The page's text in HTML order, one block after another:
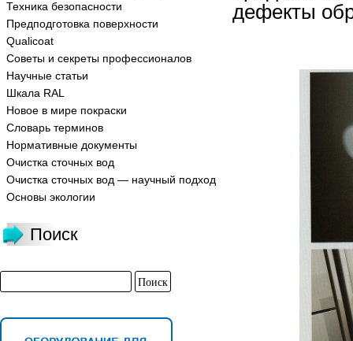
Техника безопасности
Предподготовка поверхности
Qualicoat
Советы и секреты профессионалов
Научные статьи
Шкала RAL
Новое в мире покраски
Словарь терминов
Нормативные документы
Очистка сточных вод
Очистка сточных вод — научный подход
Основы экологии
Поиск
дефекты